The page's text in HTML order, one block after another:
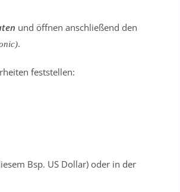
und öffnen anschließend den
.
feststellen:
Bsp. US Dollar) oder in der